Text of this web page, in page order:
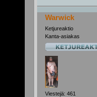
Warwick
Ketjureaktio
Kanta-asiakas
Viestejä: 461